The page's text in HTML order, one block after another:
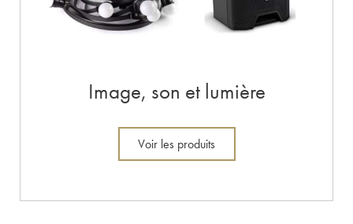
Image, son et lumière
Voir les produits